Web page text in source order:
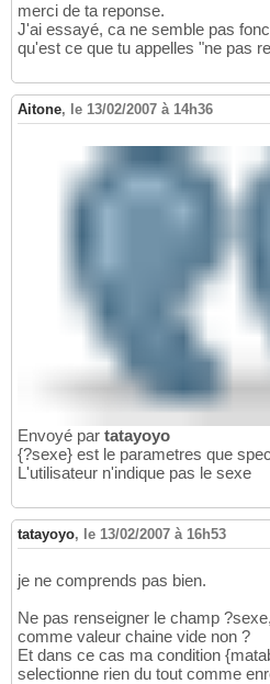
merci de ta reponse.
J'ai essayé, ca ne semble pas
qu'est ce que tu appelles "ne pas
Aitone, le 13/02/2007 à 14h36
Envoyé par tatayoyo
{?sexe} est le parametres que
L'utilisateur n'indique pas le sexe
tatayoyo, le 13/02/2007 à 16h53
je ne comprends pas bien.
Ne pas renseigner le champ
comme valeur chaine vide non ?
Et dans ce cas ma condition
selectionne rien du tout comme